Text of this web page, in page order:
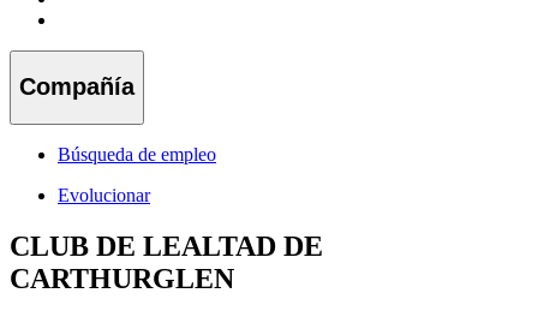
Compañía
Búsqueda de empleo
Evolucionar
CLUB DE LEALTAD DE
CARTHURGLEN